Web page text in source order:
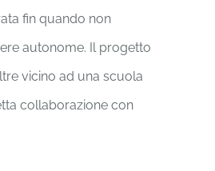
fin quando non
autonome. Il progetto
vicino ad una scuola
collaborazione con